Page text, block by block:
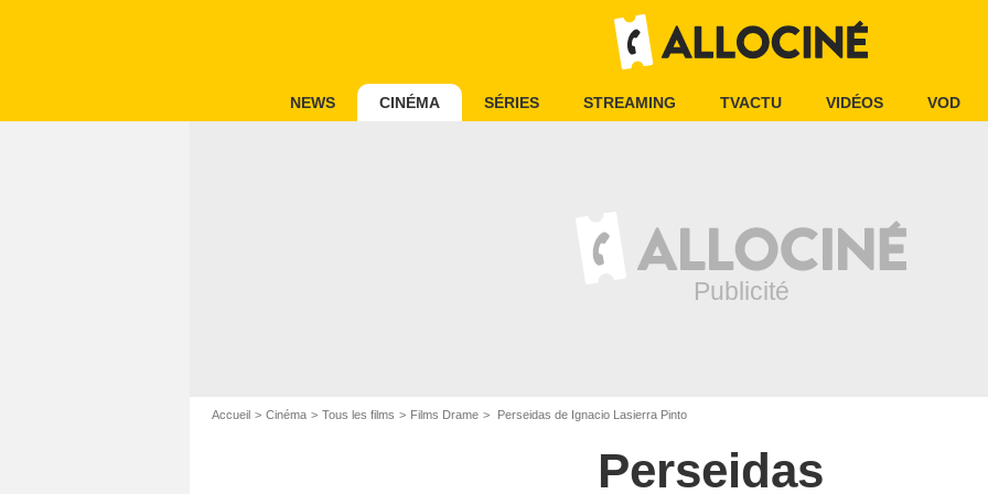
NEWS CINÉMA SÉRIES STREAMING TVACTU VIDÉOS VOD
Accueil Cinéma Tous les films Films Drame Perseidas de Ignacio Lasierra Pinto
Perseidas